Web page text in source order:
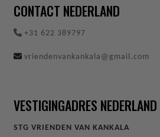
CONTACT NEDERLAND
+31 622 389797
vriendenvankankala@gmail.com
VESTIGINGADRES NEDERLAND
STG VRIENDEN VAN KANKALA